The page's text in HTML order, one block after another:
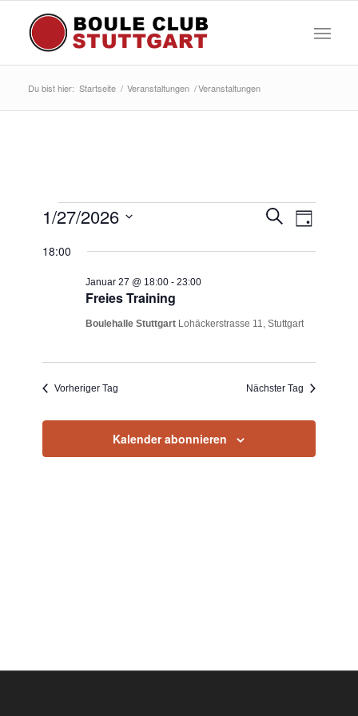
Du bist hier: Startseite / Veranstaltungen /Veranstaltungen
Veranstaltungen
für
Januar
2026
SucheTag
1/27/2026
wählen.
18:00
Freies Training
Januar 27 @ 18:00 -23:00
Boulehalle Stuttgart Lohäckerstrasse 11, Stuttgart
Vorheriger Tag Nächster Tag
Kalender abonnieren